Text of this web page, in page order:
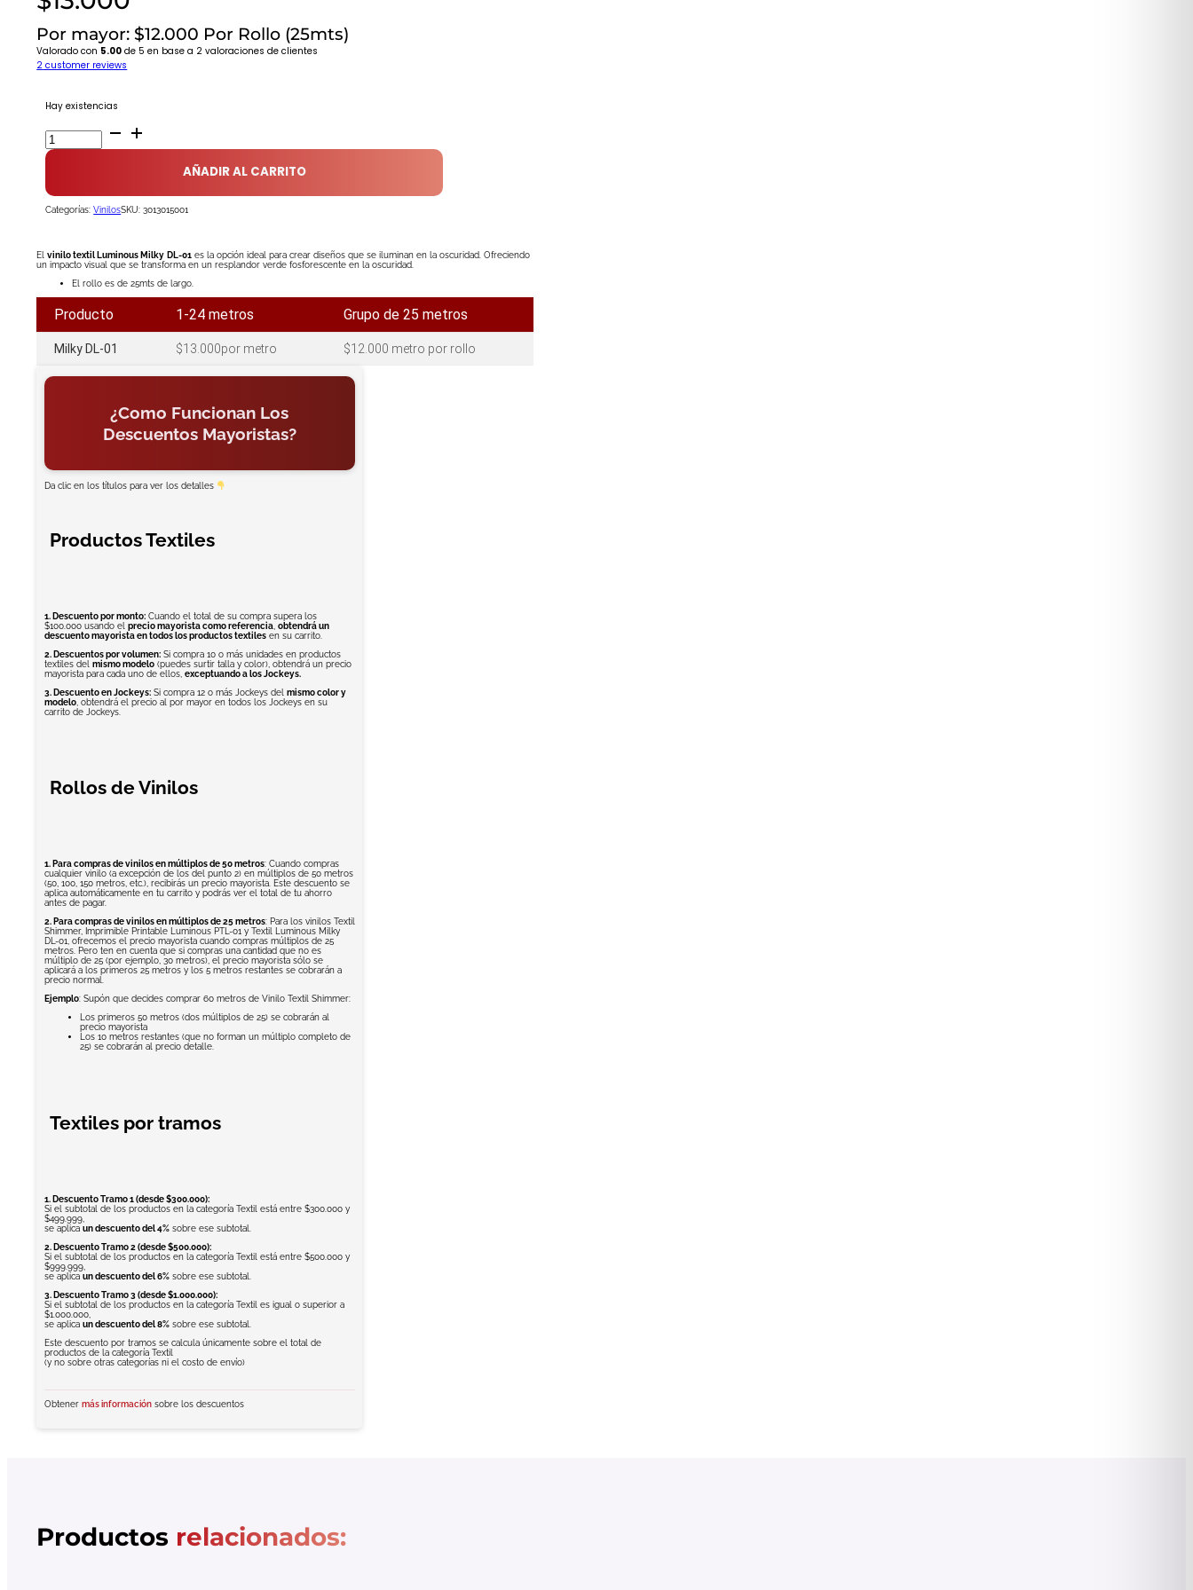
Por mayor: $12.000 Por Rollo (25mts)
Valorado con 5.00 de 5 en base a 2 valoraciones de clientes
2 customer reviews
Hay existencias
Vinilo
Textil
Luminous
01
cantidad
AÑADIR AL CARRITO
Categorías:VinilosSKU:3013015001
Elvinilo textil Luminous Milky DL-01 es la opción ideal para crear diseños que se iluminan en la oscuridad. Ofreciendo
un impacto visual que se transforma en un resplandor verde fosforescente en la oscuridad.
El rollo es de 25mts de largo.
Producto 1-24 metros Grupo de 25 metros
Milky DL-01 $13.000por metro $12.000 metro por rollo
¿Como Funcionan Los
Descuentos Mayoristas?
Da clic en los títulos para ver los detalles
Productos Textiles
1. Descuento por monto:Cuando el total de su compra supera los
$100.000 usando el precio mayorista como referencia, obtendrá un
descuento mayorista en todos los productos textilesen su carrito.
2. Descuentos por volumen:Si compra 10 o más unidades en productos
textiles del mismo modelo(puedes surtir talla y color), obtendrá un precio
mayorista para cada uno de ellos, exceptuando a los Jockeys.
3. Descuento en Jockeys:Si compra 12 o más Jockeys del mismo color y
modelo, obtendrá el precio al por mayor en todos los Jockeys en su
carrito de Jockeys.
Rollos de Vinilos
1. Para compras de vinilos en múltiplos de 50 metros: Cuando compras
cualquier vinilo (a excepción de los del punto 2) en múltiplos de 50 metros
(50, 100, 150 metros, etc.), recibirás un precio mayorista. Este descuento se
aplica automáticamente en tu carrito y podrás ver el total de tu ahorro
antes de pagar.
2. Para compras de vinilos en múltiplos de 25 metros: Para los vinilos Textil
Shimmer, Imprimible Printable Luminous PTL-01 y Textil Luminous Milky
DL-01, ofrecemos el precio mayorista cuando compras múltiplos de 25
metros. Pero ten en cuenta que si compras una cantidad que no es
múltiplo de 25 (por ejemplo, 30 metros), el precio mayorista sólo se
aplicará a los primeros 25 metros y los 5 metros restantes se cobrarán a
precio normal.
Ejemplo: Supón que decides comprar 60 metros de Vinilo Textil Shimmer:
Los primeros 50 metros (dos múltiplos de 25) se cobrarán al
precio mayorista
Los 10 metros restantes (que no forman un múltiplo completo de
25) se cobrarán al precio detalle.
Textiles por tramos
1. Descuento Tramo 1 (desde $300.000):
Si el subtotal de los productos en la categoría Textil está entre $300.000 y
$499.999,
se aplica un descuento del 4%sobre ese subtotal.
2. Descuento Tramo 2 (desde $500.000):
Si el subtotal de los productos en la categoría Textil está entre $500.000 y
$999.999,
se aplica un descuento del 6%sobre ese subtotal.
3. Descuento Tramo 3 (desde $1.000.000):
Si el subtotal de los productos en la categoría Textil es igual o superior a
$1.000.000,
se aplica un descuento del 8%sobre ese subtotal.
Este descuento por tramos se calcula únicamente sobre el total de
productos de la categoría Textil
(y no sobre otras categorías ni el costo de envío)
Obtener más informaciónsobre los descuentos
Productos relacionados: